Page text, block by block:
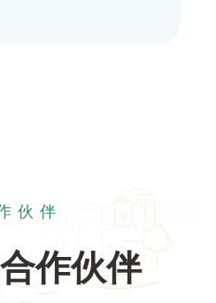
伙伴
作伙伴